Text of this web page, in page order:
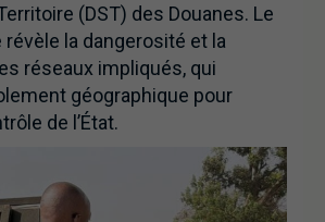
(DST) des Douanes. Le
la dangerosité et la
réseaux impliqués, qui
géographique pour
de l’État.